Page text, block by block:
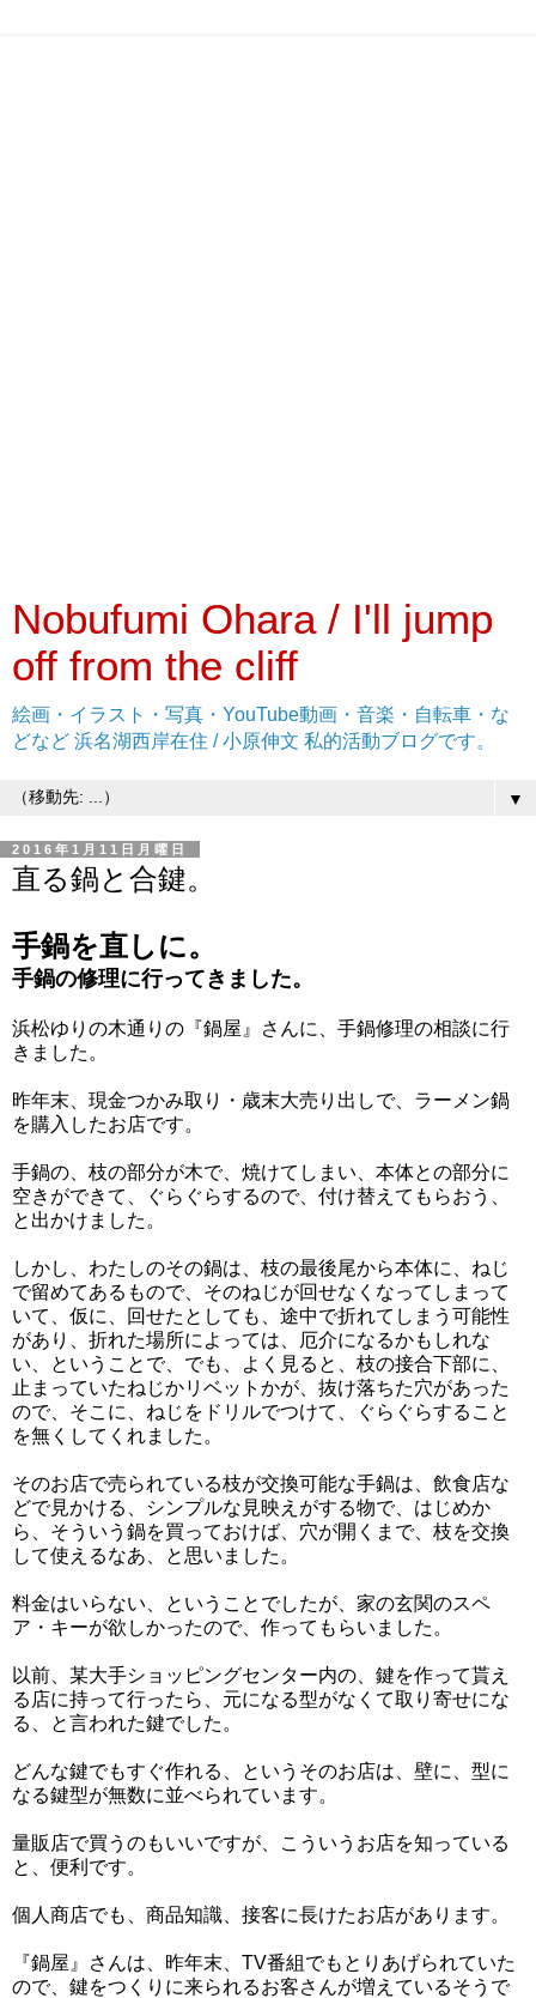
Nobufumi Ohara / I'll jump
off from the cliff
絵画・イラスト・写真・YouTube動画・音楽・自転車・な
どなど 浜名湖西岸在住 / 小原伸文 私的活動ブログです。
▼
2016年1月11日月曜日
直る鍋と合鍵。
手鍋を直しに。
手鍋の修理に行ってきました。
浜松ゆりの木通りの『鍋屋』さんに、手鍋修理の相談に行
きました。
昨年末、現金つかみ取り・歳末大売り出しで、ラーメン鍋
を購入したお店です。
手鍋の、枝の部分が木で、焼けてしまい、本体との部分に
空きができて、ぐらぐらするので、付け替えてもらおう、
と出かけました。
しかし、わたしのその鍋は、枝の最後尾から本体に、ねじ
で留めてあるもので、そのねじが回せなくなってしまって
いて、仮に、回せたとしても、途中で折れてしまう可能性
があり、折れた場所によっては、厄介になるかもしれな
い、ということで、でも、よく見ると、枝の接合下部に、
止まっていたねじかリベットかが、抜け落ちた穴があった
ので、そこに、ねじをドリルでつけて、ぐらぐらすること
を無くしてくれました。
そのお店で売られている枝が交換可能な手鍋は、飲食店な
どで見かける、シンプルな見映えがする物で、はじめか
ら、そういう鍋を買っておけば、穴が開くまで、枝を交換
して使えるなあ、と思いました。
料金はいらない、ということでしたが、家の玄関のスペ
ア・キーが欲しかったので、作ってもらいました。
以前、某大手ショッピングセンター内の、鍵を作って貰え
る店に持って行ったら、元になる型がなくて取り寄せにな
る、と言われた鍵でした。
どんな鍵でもすぐ作れる、というそのお店は、壁に、型に
なる鍵型が無数に並べられています。
量販店で買うのもいいですが、こういうお店を知っている
と、便利です。
個人商店でも、商品知識、接客に長けたお店があります。
『鍋屋』さんは、昨年末、TV番組でもとりあげられていた
ので、鍵をつくりに来られるお客さんが増えているそうで